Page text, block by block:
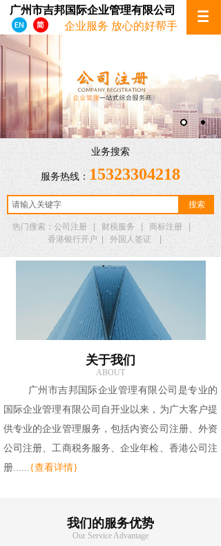
广州市吉邦国际企业管理有限公司
企业服务 放心的好帮手
业务搜索
服务热线：15323304218
搜索
热门搜索：公司注册 | 财税服务 | 商标注册 |
香港银行开户 | 外国人签证 |
关于我们
ABOUT
广州市吉邦国际企业管理有限公司是专业的
国际企业管理有限公司自开业以来，为广大客户提
供专业的企业管理服务，包括内资公司注册、外资
公司注册、工商税务服务、企业年检、香港公司注
册......{查看详情}
我们的服务优势
Our Service Advantage